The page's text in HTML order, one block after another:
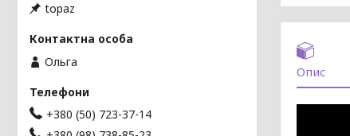
Опис
topaz
Ольга
+380 (50) 723-37-14